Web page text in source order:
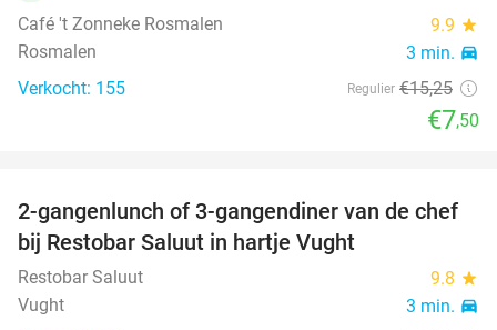
food
Café 't Zonneke Rosmalen
9.9 star
Rosmalen 3 min. directions_car
Verkocht: 155 Regulier €15,25
€7,50
40%
2-gangenlunch of 3-gangendiner van de chef
bij Restobar Saluut in hartje Vught
Restobar Saluut 9.8 star
Vught 3 min. directions_car